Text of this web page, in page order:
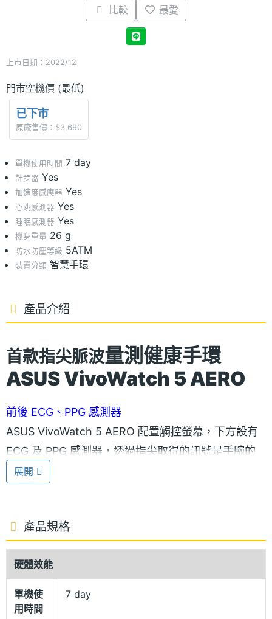
比較 最愛
上市日期：2022/12
門市空機價 (最低)
已下市
原廠售價：$3,690
單機使用時間 7 day
計步器 Yes
加速度感應器 Yes
心跳感測器 Yes
睡眠感測器 Yes
機身重量 26 g
防水防塵等級 5ATM
裝置分類 智慧手環
產品介紹
首款指尖脈波量測健康手環
ASUS VivoWatch 5 AERO
前後 ECG、PPG 感測器
ASUS VivoWatch 5 AERO 配置觸控螢幕，下方設有
ECG 及 PPG 感測器，透過指尖取得的訊號是手腕的
近百倍，可更準確即時獲得脈波指數（血壓趨勢參
表；背面感測器則每 10 分鐘自動偵測一次心率數值，
可提供運動、舒壓指數及詳細睡眠模式時，需要連續
監測心率與血氧使用。
5ATM 防水等級
展開
產品規格
硬體效能
單機使
用時間
7 day